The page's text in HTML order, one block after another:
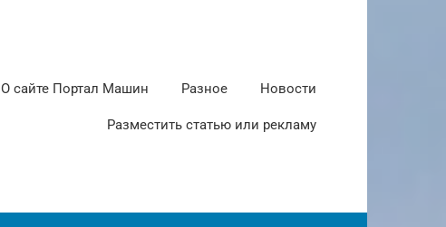
О сайте Портал Машин Разное Новости
Разместить статью или рекламу